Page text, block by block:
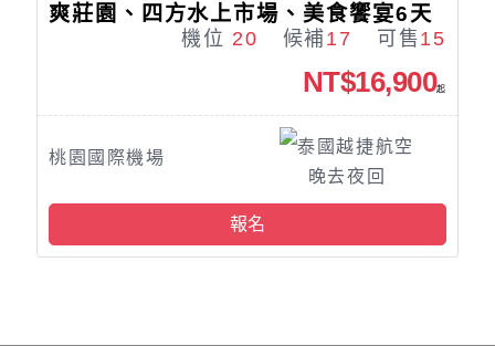
爽莊園、四方水上市場、美食饗宴6天
機位 20 候補17 可售15
桃園國際機場
泰國越捷航空
晚去夜回
NT$16,900起
報名